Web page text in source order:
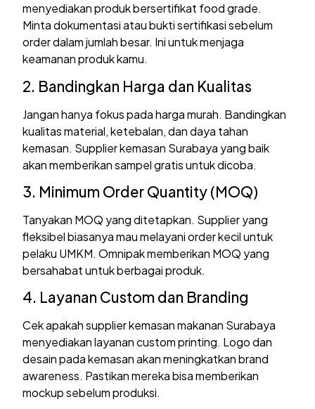
menyediakan produk bersertifikat food grade.
Minta dokumentasi atau bukti sertifikasi sebelum
order dalam jumlah besar. Ini untuk menjaga
keamanan produk kamu.
2. Bandingkan Harga dan Kualitas
Jangan hanya fokus pada harga murah. Bandingkan
kualitas material, ketebalan, dan daya tahan
kemasan. Supplier kemasan Surabaya yang baik
akan memberikan sampel gratis untuk dicoba.
3. Minimum Order Quantity (MOQ)
Tanyakan MOQ yang ditetapkan. Supplier yang
fleksibel biasanya mau melayani order kecil untuk
pelaku UMKM. Omnipak memberikan MOQ yang
bersahabat untuk berbagai produk.
4. Layanan Custom dan Branding
Cek apakah supplier kemasan makanan Surabaya
menyediakan layanan custom printing. Logo dan
desain pada kemasan akan meningkatkan brand
awareness. Pastikan mereka bisa memberikan
mockup sebelum produksi.